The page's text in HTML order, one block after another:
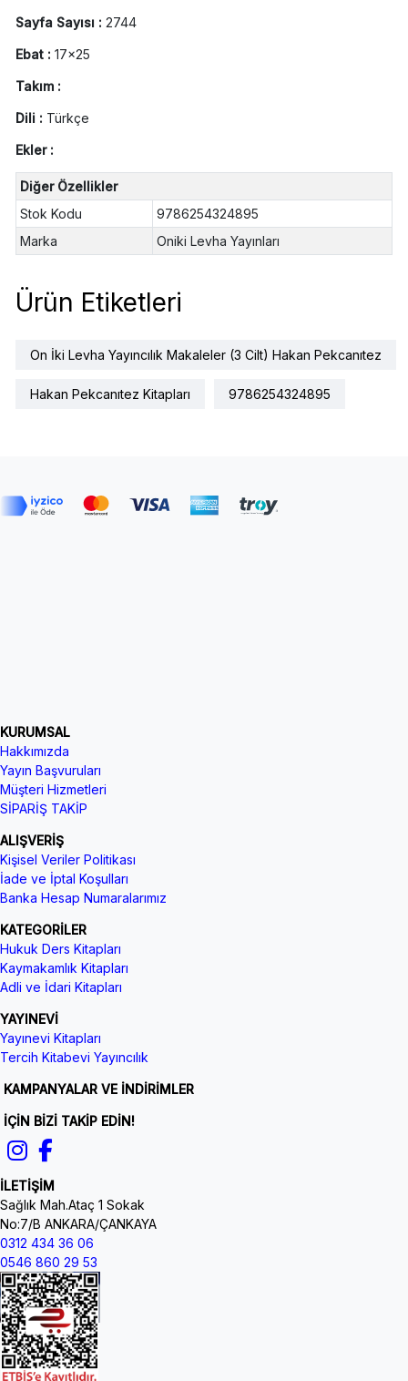
Sayfa Sayısı : 2744
Ebat : 17x25
Takım :
Dili : Türkçe
Ekler :
Diğer Özellikler
Stok Kodu
9786254324895
Marka
Oniki Levha Yayınları
Ürün Etiketleri
On İki Levha Yayıncılık Makaleler (3 Cilt) Hakan Pekcanıtez
Hakan Pekcanıtez Kitapları 9786254324895
KURUMSAL
Hakkımızda
Yayın Başvuruları
Müşteri Hizmetleri
SİPARİŞ TAKİP
ALIŞVERİŞ
Kişisel Veriler Politikası
İade ve İptal Koşulları
Banka Hesap Numaralarımız
KATEGORİLER
Hukuk Ders Kitapları
Kaymakamlık Kitapları
Adli ve İdari Kitapları
YAYINEVİ
Yayınevi Kitapları
Tercih Kitabevi Yayıncılık
KAMPANYALAR VE İNDİRİMLER
İÇİN BİZİ TAKİP EDİN!
İLETİŞİM
Sağlık Mah.Ataç 1 Sokak
No:7/B ANKARA/ÇANKAYA
0312 434 36 06
0546 860 29 53